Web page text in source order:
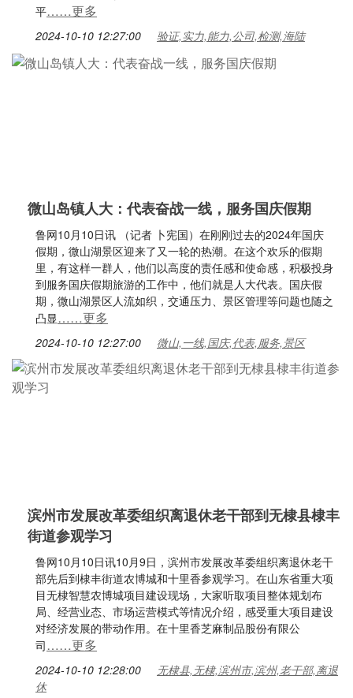
平……更多
2024-10-10 12:27:00 验证,实力,能力,公司,检测,海陆
微山岛镇人大：代表奋战一线，服务国庆假期
鲁网10月10日讯 （记者 卜宪国）在刚刚过去的2024年国庆
假期，微山湖景区迎来了又一轮的热潮。在这个欢乐的假期
里，有这样一群人，他们以高度的责任感和使命感，积极投身
到服务国庆假期旅游的工作中，他们就是人大代表。国庆假
期，微山湖景区人流如织，交通压力、景区管理等问题也随之
凸显……更多
2024-10-10 12:27:00 微山,一线,国庆,代表,服务,景区
滨州市发展改革委组织离退休老干部到无棣县棣丰
街道参观学习
鲁网10月10日讯10月9日，滨州市发展改革委组织离退休老干
部先后到棣丰街道农博城和十里香参观学习。在山东省重大项
目无棣智慧农博城项目建设现场，大家听取项目整体规划布
局、经营业态、市场运营模式等情况介绍，感受重大项目建设
对经济发展的带动作用。在十里香芝麻制品股份有限公
司……更多
2024-10-10 12:28:00
无棣县,无棣,滨州市,滨州,老干部,离退
休